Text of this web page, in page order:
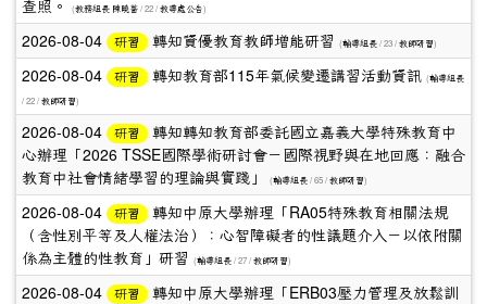
查照。
(教務組長 陳曉薔 / 22 / 教導處公告)
2026-08-04 研習 轉知資優教育教師增能研習 (輔導組長 / 23 / 教師研習)
2026-08-04 研習 轉知教育部115年氣候變遷講習活動資訊 (輔導組長
/ 22 / 教師研習)
2026-08-04 研習
轉知轉知教育部委託國立嘉義大學特殊教育中
心辦理「2026 TSSE國際學術研討會－國際視野與在地回應：融合
教育中社會情緒學習的理論與實踐」
(輔導組長 / 65 / 教師研習)
2026-08-04 研習
轉知中原大學辦理「RA05特殊教育相關法規
（含性別平等及人權法治）：心智障礙者的性議題介入－以依附關
係為主體的性教育」研習 (輔導組長 / 27 / 教師研習)
2026-08-04 研習
轉知中原大學辦理「ERB03壓力管理及放鬆訓